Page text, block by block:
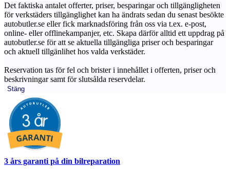
Det faktiska antalet offerter, priser, besparingar och tillgängligheten
för verkstäders tillgänglighet kan ha ändrats sedan du senast besökte
autobutler.se eller fick marknadsföring från oss via t.ex. e-post,
online- eller offlinekampanjer, etc. Skapa därför alltid ett uppdrag på
autobutler.se för att se aktuella tillgängliga priser och besparingar
och aktuell tillgänlihet hos valda verkstäder.
Reservation tas för fel och brister i innehållet i offerten, priser och
beskrivningar samt för slutsålda reservdelar.
Stäng
3 års garanti på din bilreparation